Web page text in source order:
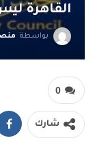
القاهرة
بواسطة
0
شارك